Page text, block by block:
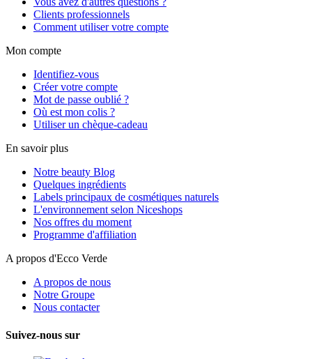
Clients professionnels
Comment utiliser votre compte
Mon compte
Identifiez-vous
Créer votre compte
Mot de passe oublié ?
Où est mon colis ?
Utiliser un chèque-cadeau
En savoir plus
Notre beauty Blog
Quelques ingrédients
Labels principaux de cosmétiques naturels
L'environnement selon Niceshops
Nos offres du moment
Programme d'affiliation
A propos d'Ecco Verde
A propos de nous
Notre Groupe
Nous contacter
Suivez-nous sur